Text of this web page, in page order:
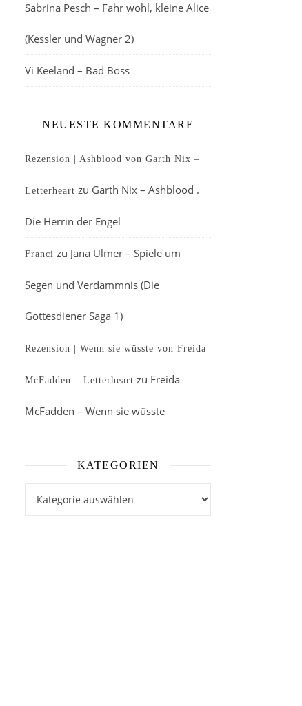
Sabrina Pesch – Fahr wohl, kleine Alice
(Kessler und Wagner 2)
Vi Keeland – Bad Boss
NEUESTE KOMMENTARE
Rezension | Ashblood von Garth Nix –
Letterheart zu Garth Nix – Ashblood .
Die Herrin der Engel
Franci zu Jana Ulmer – Spiele um
Segen und Verdammnis (Die
Gottesdiener Saga 1)
Rezension | Wenn sie wüsste von Freida
McFadden – Letterheart zu Freida
McFadden – Wenn sie wüsste
KATEGORIEN